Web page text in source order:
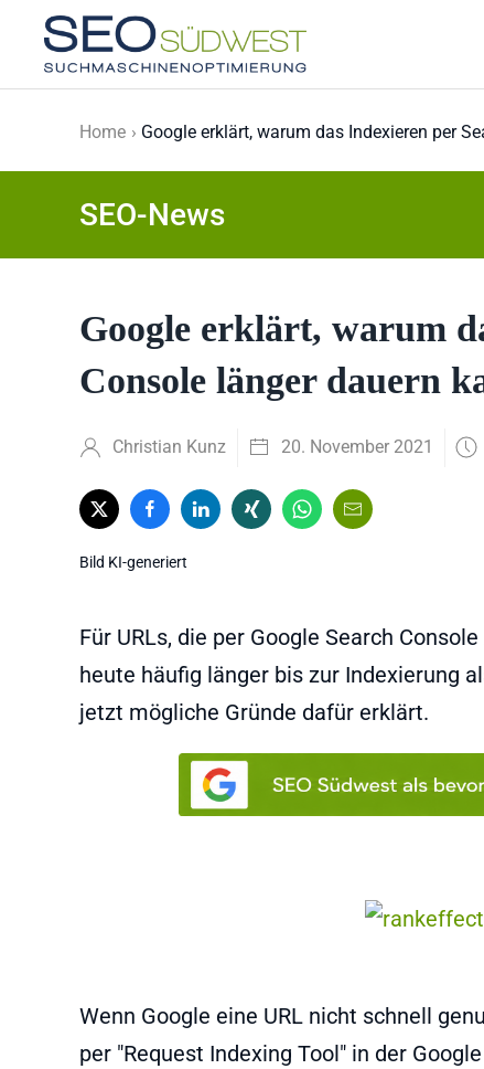
Skip to main content
Home Google erklärt, warum das Indexieren per
SEO-News
Google erklärt, warum
Console länger dauern
Christian Kunz 20. November 2021
Bild KI-generiert
Für URLs, die per Google Search
heute häufig länger bis zur Indexierung
jetzt mögliche Gründe dafür erklärt.
Wenn Google eine URL nicht schnell
per "Request Indexing Tool" in der